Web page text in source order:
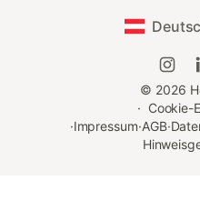
© 2026
· Cookie-
·Impressum·AGB·